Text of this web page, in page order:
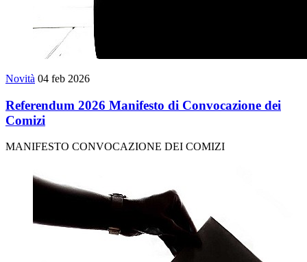
Novità 04 feb 2026
Referendum 2026 Manifesto di Convocazione dei
Comizi
MANIFESTO CONVOCAZIONE DEI COMIZI